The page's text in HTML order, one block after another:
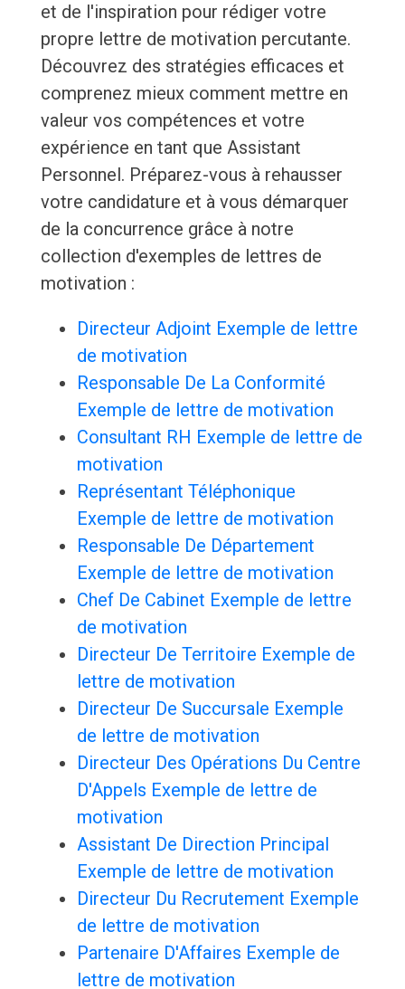
et de l'inspiration pour rédiger votre
propre lettre de motivation percutante.
Découvrez des stratégies efficaces et
comprenez mieux comment mettre en
valeur vos compétences et votre
expérience en tant que Assistant
Personnel. Préparez-vous à rehausser
votre candidature et à vous démarquer
de la concurrence grâce à notre
collection d'exemples de lettres de
motivation :
Directeur Adjoint Exemple de lettre
de motivation
Responsable De La Conformité
Exemple de lettre de motivation
Consultant RH Exemple de lettre de
motivation
Représentant Téléphonique
Exemple de lettre de motivation
Responsable De Département
Exemple de lettre de motivation
Chef De Cabinet Exemple de lettre
de motivation
Directeur De Territoire Exemple de
lettre de motivation
Directeur De Succursale Exemple
de lettre de motivation
Directeur Des Opérations Du Centre
D'Appels Exemple de lettre de
motivation
Assistant De Direction Principal
Exemple de lettre de motivation
Directeur Du Recrutement Exemple
de lettre de motivation
Partenaire D'Affaires Exemple de
lettre de motivation